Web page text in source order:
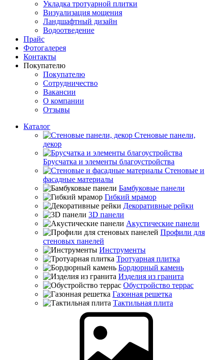
Укладка тротуарной плитки
Визуализация мощения
Ландшафтный дизайн
Водоотведение
Прайс
Фотогалерея
Контакты
Покупателю
Покупателю
Сотрудничество
Вакансии
О компании
Отзывы
Каталог
Стеновые панели,
декор
Брусчатка и элементы благоустройства
Стеновые и
фасадные материалы
Бамбуковые панели
Гибкий мрамор
Декоративные рейки
3D панели
Акустические панели
Профили для
стеновых панелей
Инструменты
Тротуарная плитка
Бордюрный камень
Изделия из гранита
Обустройство террас
Газонная решетка
Тактильная плита